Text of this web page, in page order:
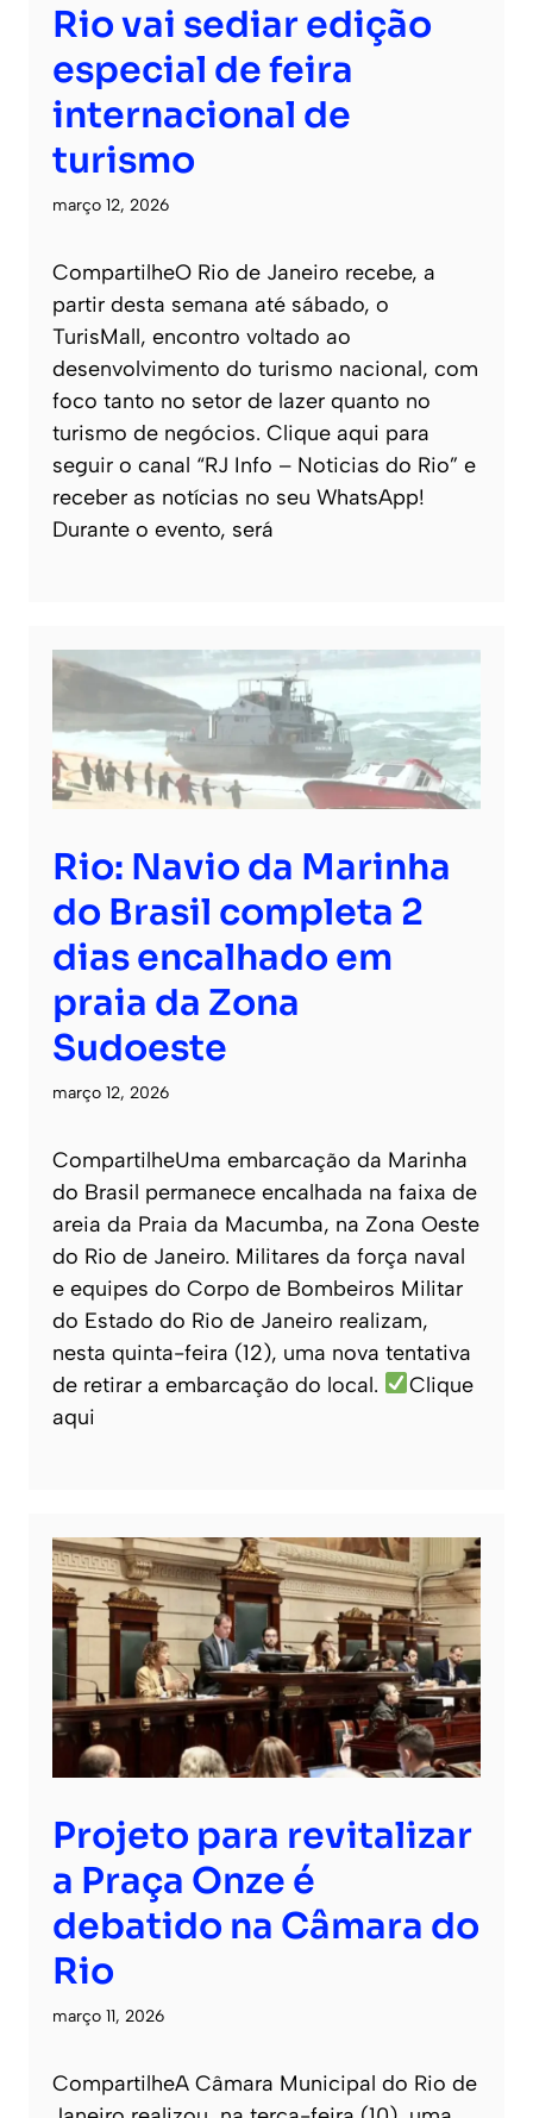
Rio vai sediar edição
especial de feira
internacional de
turismo
março 12, 2026
CompartilheO Rio de Janeiro recebe, a
partir desta semana até sábado, o
TurisMall, encontro voltado ao
desenvolvimento do turismo nacional, com
foco tanto no setor de lazer quanto no
turismo de negócios. Clique aqui para
seguir o canal “RJ Info – Noticias do Rio” e
receber as notícias no seu WhatsApp!
Durante o evento, será
Rio: Navio da Marinha
do Brasil completa 2
dias encalhado em
praia da Zona
Sudoeste
março 12, 2026
CompartilheUma embarcação da Marinha
do Brasil permanece encalhada na faixa de
areia da Praia da Macumba, na Zona Oeste
do Rio de Janeiro. Militares da força naval
e equipes do Corpo de Bombeiros Militar
do Estado do Rio de Janeiro realizam,
nesta quinta-feira (12), uma nova tentativa
de retirar a embarcação do local.
Clique
aqui
Projeto para revitalizar
a Praça Onze é
debatido na Câmara do
Rio
março 11, 2026
CompartilheA Câmara Municipal do Rio de